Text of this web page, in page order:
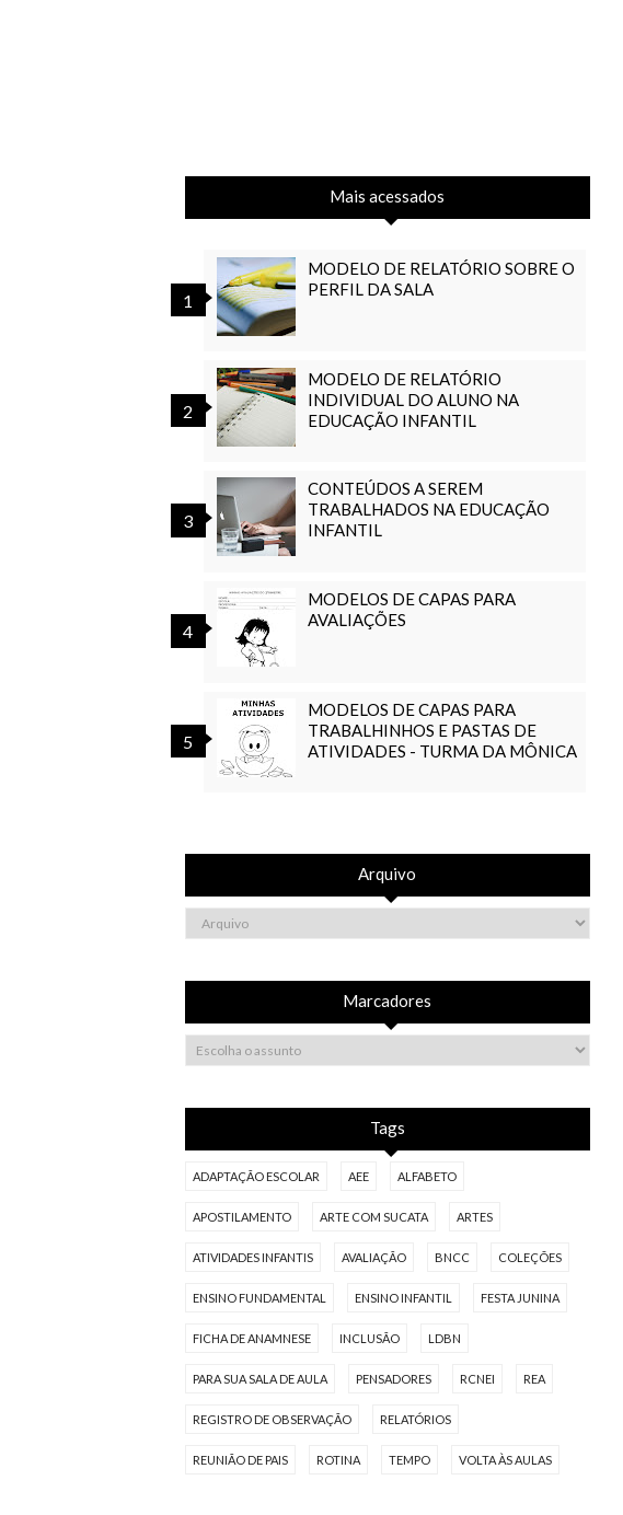
Mais acessados
MODELO DE RELATÓRIO SOBRE O
PERFIL DA SALA
MODELO DE RELATÓRIO
INDIVIDUAL DO ALUNO NA
EDUCAÇÃO INFANTIL
CONTEÚDOS A SEREM
TRABALHADOS NA EDUCAÇÃO
INFANTIL
MODELOS DE CAPAS PARA
AVALIAÇÕES
MODELOS DE CAPAS PARA
TRABALHINHOS E PASTAS DE
ATIVIDADES - TURMA DA MÔNICA
Arquivo
Marcadores
Tags
ADAPTAÇÃO ESCOLAR AEE ALFABETO
APOSTILAMENTO ARTE COM SUCATA ARTES
ATIVIDADES INFANTIS AVALIAÇÃO BNCC COLEÇÕES
ENSINO FUNDAMENTAL ENSINO INFANTIL FESTA JUNINA
FICHA DE ANAMNESE INCLUSÃO LDBN
PARA SUA SALA DE AULA PENSADORES RCNEI REA
REGISTRO DE OBSERVAÇÃO RELATÓRIOS
REUNIÃO DE PAIS ROTINA TEMPO VOLTA ÀS AULAS